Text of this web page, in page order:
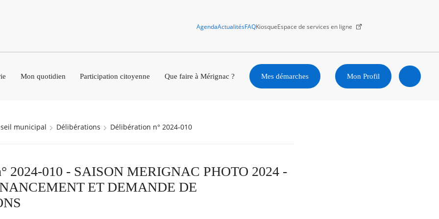
AgendaActualitésFAQKiosqueEspace de services en ligne
Mon quotidien Participation citoyenne Que faire à Mérignac ? Mes démarches Mon Profil
municipal Délibérations Délibération n° 2024-010
2024-010 - SAISON MERIGNAC PHOTO 2024 -
ET DEMANDE DE